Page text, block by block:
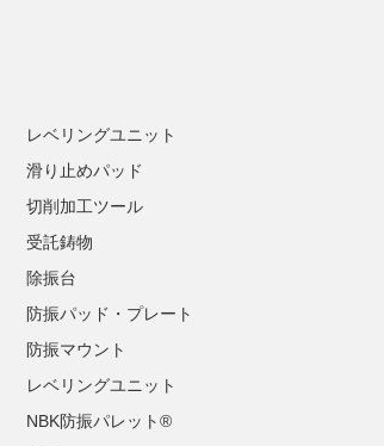
レベリングユニット
滑り止めパッド
切削加工ツール
受託鋳物
除振台
防振パッド・プレート
防振マウント
レベリングユニット
NBK防振パレット®